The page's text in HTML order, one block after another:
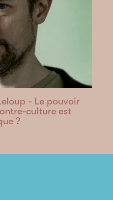
- Le pouvoir
culture est
?